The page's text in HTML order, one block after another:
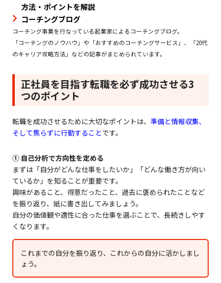
方法・ポイントを解説
コーチングブログ
コーチング事業を行なっている起業家によるコーチングブログ。
「コーチングのノウハウ」や「おすすめのコーチングサービス」、「20代
のキャリア攻略方法」などの記事がまとめられています。
正社員を目指す転職を必ず成功させる3
つのポイント
転職を成功させるために大切なポイントは、 準備と情報収集、
そして焦らずに行動することです。
① 自己分析で方向性を定める
まずは「自分がどんな仕事をしたいか」「どんな働き方が向い
ているか」を知ることが重要です。
興味があること、得意だったこと、過去に褒められたことなど
を振り返り、紙に書き出してみましょう。
自分の価値観や適性に合った仕事を選ぶことで、長続きしやす
くなります。
これまでの自分を振り返り、これからの自分に活かしまし
ょう。